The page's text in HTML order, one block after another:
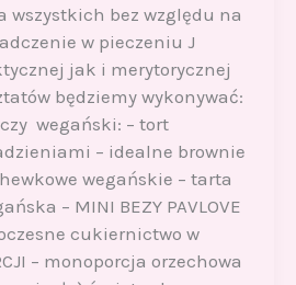
wszystkich bez względu na
w pieczeniu J
jak i merytorycznej
będziemy wykonywać:
wegański: – tort
– idealne brownie
wegańskie – tarta
– MINI BEZY PAVLOVE
cukiernictwo w
– monoporcja orzechowa